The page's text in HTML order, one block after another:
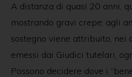
A distanza di quasi 20 anni,
mostrando gravi crepe: agli
sostegno viene attribuito, nei
emessi dai Giudici tutelari,
Possono decidere dove i